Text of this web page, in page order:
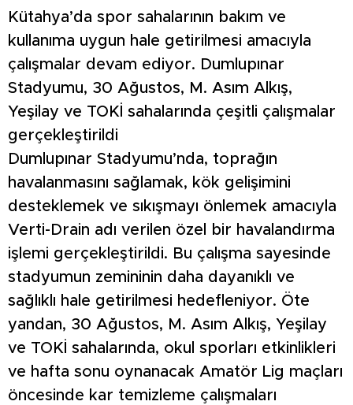
Kütahya’da spor sahalarının bakım ve
kullanıma uygun hale getirilmesi amacıyla
çalışmalar devam ediyor. Dumlupınar
Stadyumu, 30 Ağustos, M. Asım Alkış,
Yeşilay ve TOKİ sahalarında çeşitli çalışmalar
gerçekleştirildi
Dumlupınar Stadyumu’nda, toprağın
havalanmasını sağlamak, kök gelişimini
desteklemek ve sıkışmayı önlemek amacıyla
Verti-Drain adı verilen özel bir havalandırma
işlemi gerçekleştirildi. Bu çalışma sayesinde
stadyumun zemininin daha dayanıklı ve
sağlıklı hale getirilmesi hedefleniyor. Öte
yandan, 30 Ağustos, M. Asım Alkış, Yeşilay
ve TOKİ sahalarında, okul sporları etkinlikleri
ve hafta sonu oynanacak Amatör Lig maçları
öncesinde kar temizleme çalışmaları